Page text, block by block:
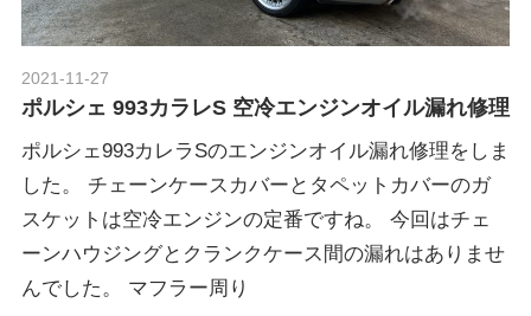
2021-11-27
ポルシェ 993カラレS 空冷エンジンオイル漏れ修理
ポルシェ993カレラSのエンジンオイル漏れ修理をしま
した。 チェーンケースカバーとタペットカバーのガ
スケットは空冷エンジンの定番ですね。 今回はチェ
ーンハウジングとクランクケース間の漏れはありませ
んでした。 マフラー周り